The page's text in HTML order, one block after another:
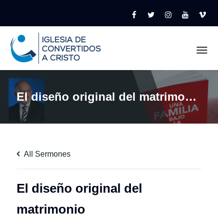
El diseño original del matrimonio
All Sermones
El diseño original del
matrimonio